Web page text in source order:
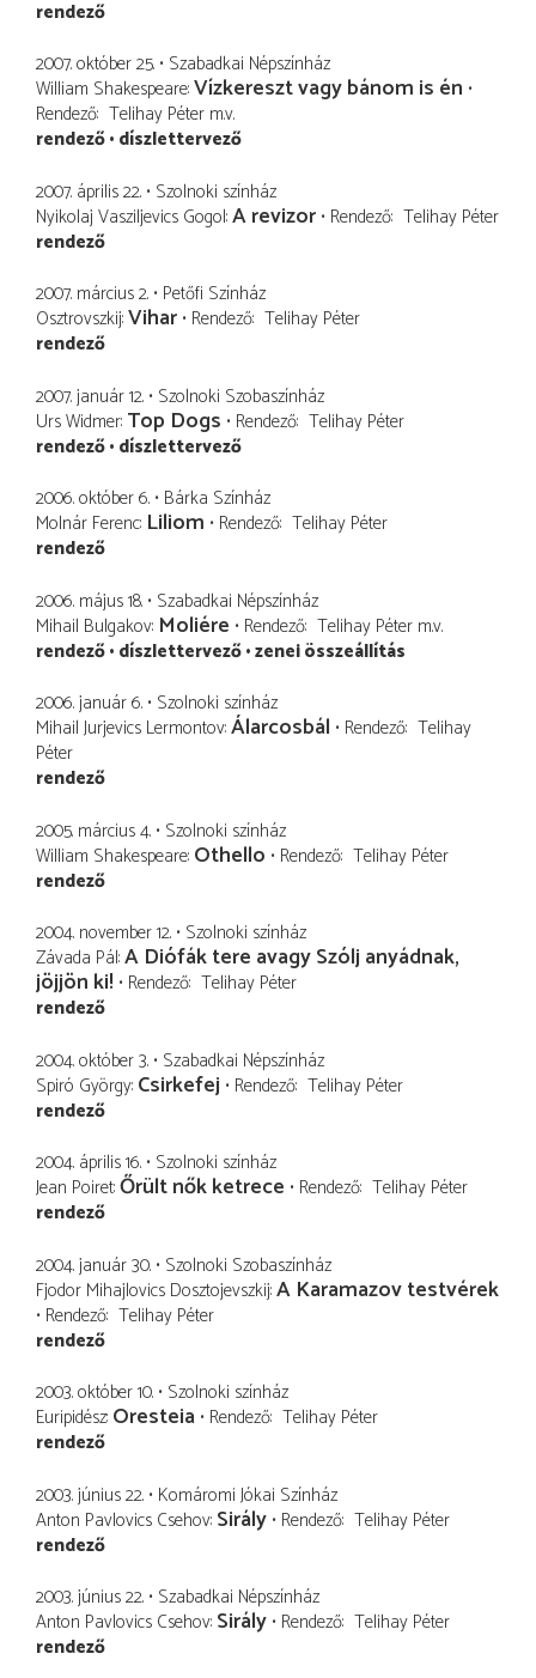
rendező
2007. október 25. Szabadkai Népszínház
William Shakespeare Vízkereszt vagy bánom is én
Rendező Telihay Péter m.v.
rendező díszlettervező
2007. április 22. Szolnoki színház
Nyikolaj Vasziljevics Gogol A revizor Rendező Telihay Péter
rendező
2007. március 2. Petőfi Színház
Osztrovszkij Vihar Rendező Telihay Péter
rendező
2007. január 12. Szolnoki Szobaszínház
Urs Widmer Top Dogs Rendező Telihay Péter
rendező díszlettervező
2006. október 6. Bárka Színház
Molnár Ferenc Liliom Rendező Telihay Péter
rendező
2006. május 18. Szabadkai Népszínház
Mihail Bulgakov Moliére Rendező Telihay Péter m.v.
rendező díszlettervező zenei összeállítás
2006. január 6. Szolnoki színház
Mihail Jurjevics Lermontov Álarcosbál Rendező Telihay
Péter
rendező
2005. március 4. Szolnoki színház
William Shakespeare Othello Rendező Telihay Péter
rendező
2004. november 12. Szolnoki színház
Závada Pál A Diófák tere avagy Szólj anyádnak,
jöjjön ki! Rendező Telihay Péter
rendező
2004. október 3. Szabadkai Népszínház
Spiró György Csirkefej Rendező Telihay Péter
rendező
2004. április 16. Szolnoki színház
Jean Poiret Őrült nők ketrece Rendező Telihay Péter
rendező
2004. január 30. Szolnoki Szobaszínház
Fjodor Mihajlovics Dosztojevszkij A Karamazov testvérek
Rendező Telihay Péter
rendező
2003. október 10. Szolnoki színház
Euripidész Oresteia Rendező Telihay Péter
rendező
2003. június 22. Komáromi Jókai Színház
Anton Pavlovics Csehov Sirály Rendező Telihay Péter
rendező
2003. június 22. Szabadkai Népszínház
Anton Pavlovics Csehov Sirály Rendező Telihay Péter
rendező